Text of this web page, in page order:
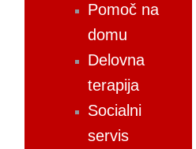
Pomoč na
domu
Delovna
terapija
Socialni
servis